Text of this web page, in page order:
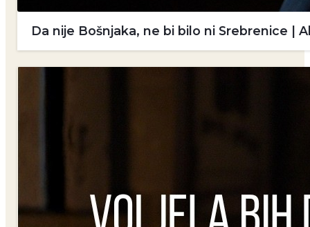
Da nije Bošnjaka, ne bi bilo ni Srebrenice |